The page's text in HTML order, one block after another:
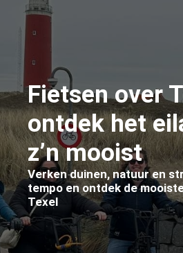
Fietsen over
ontdek het
z’n mooist
Verken duinen, natuur en
tempo en ontdek de
Texel